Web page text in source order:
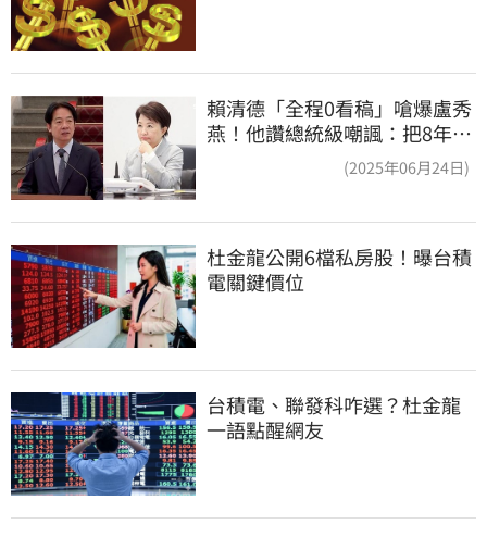
賴清德「全程0看稿」嗆爆盧秀
燕！他讚總統級嘲諷：把8年總
(2025年06月24日)
杜金龍公開6檔私房股！曝台積
電關鍵價位
台積電、聯發科咋選？杜金龍
一語點醒網友